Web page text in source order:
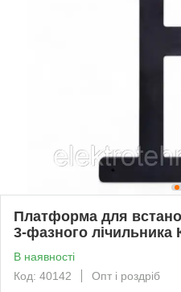
Платформа для
3-фазного лічильника
В наявності
Код: 40142
Опт і роздріб